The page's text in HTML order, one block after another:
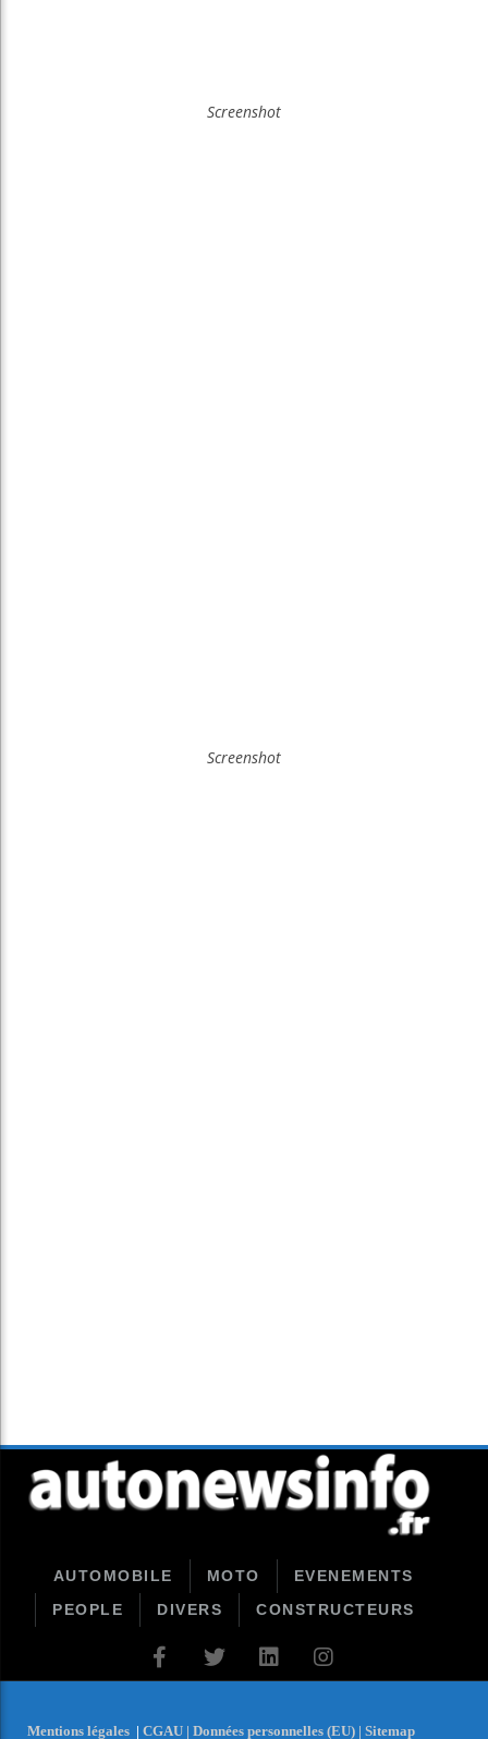
Screenshot
Screenshot
AUTOMOBILE MOTO
EVENEMENTS
PEOPLE
DIVERS CONSTRUCTEURS
Mentions légales | CGAU | Données personnelles (EU) | Sitemap